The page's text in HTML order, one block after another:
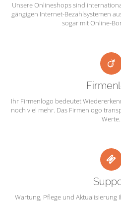
Unsere Onlineshops sind
gängigen Internet-Bezahlsystemen
sogar mit Online-
Ihr Firmenlogo bedeutet
noch viel mehr. Das Firmenlogo
Werte.
Wartung, Pflege und Aktualisierung